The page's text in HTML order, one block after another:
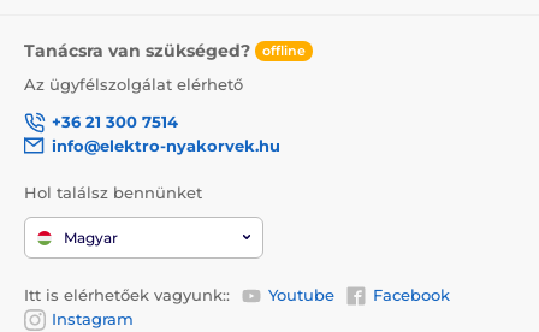
Tanácsra van szükséged? offline
Az ügyfélszolgálat elérhető
+36 21 300 7514
info@elektro-nyakorvek.hu
Hol találsz bennünket
Magyar
Itt is elérhetőek vagyunk:: Youtube
Facebook
Instagram